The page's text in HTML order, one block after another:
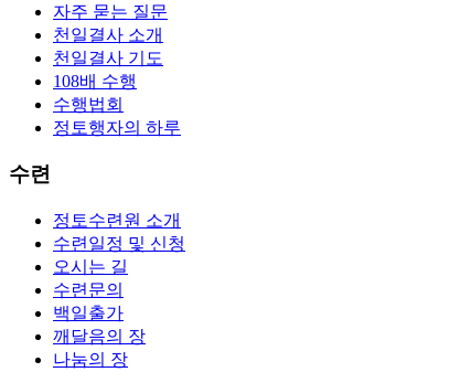
자주 묻는 질문
천일결사 소개
천일결사 기도
108배 수행
수행법회
정토행자의 하루
수련
정토수련원 소개
수련일정 및 신청
오시는 길
수련문의
백일출가
깨달음의 장
나눔의 장